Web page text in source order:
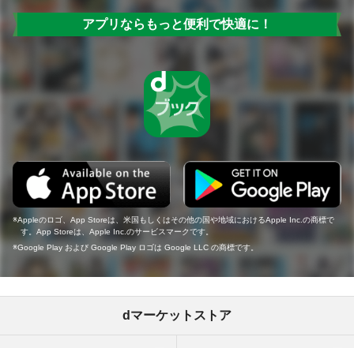
アプリならもっと便利で快適に！
Appleのロゴ、App Storeは、米国もしくはその他の国や地域におけるApple Inc.の商標で
す。App Storeは、Apple Inc.のサービスマークです。
Google Play および Google Play ロゴは Google LLC の商標です。
dマーケットストア